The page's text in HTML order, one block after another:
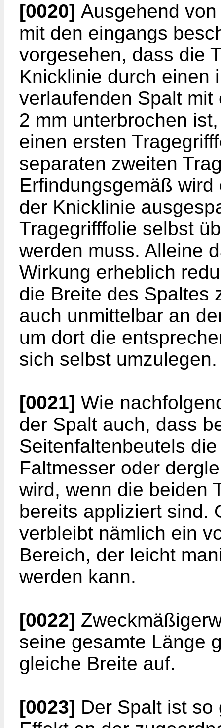
[0020] Ausgehend
mit den eingangs
vorgesehen, dass die
Knicklinie durch einen
verlaufenden Spalt
2 mm unterbrochen
einen ersten
separaten zweiten
Erfindungsgemäß
der Knicklinie
Tragegrifffolie selbst
werden muss. Alleine
Wirkung erheblich
die Breite des Spaltes
auch unmittelbar an
um dort die
sich selbst umzulegen.
[0021] Wie
der Spalt auch, dass
Seitenfaltenbeutels
Faltmesser oder
wird, wenn die beiden
bereits appliziert sind.
verbleibt nämlich ein
Bereich, der leicht
werden kann.
[0022]
seine gesamte Länge
gleiche Breite auf.
[0023] Der Spalt ist so